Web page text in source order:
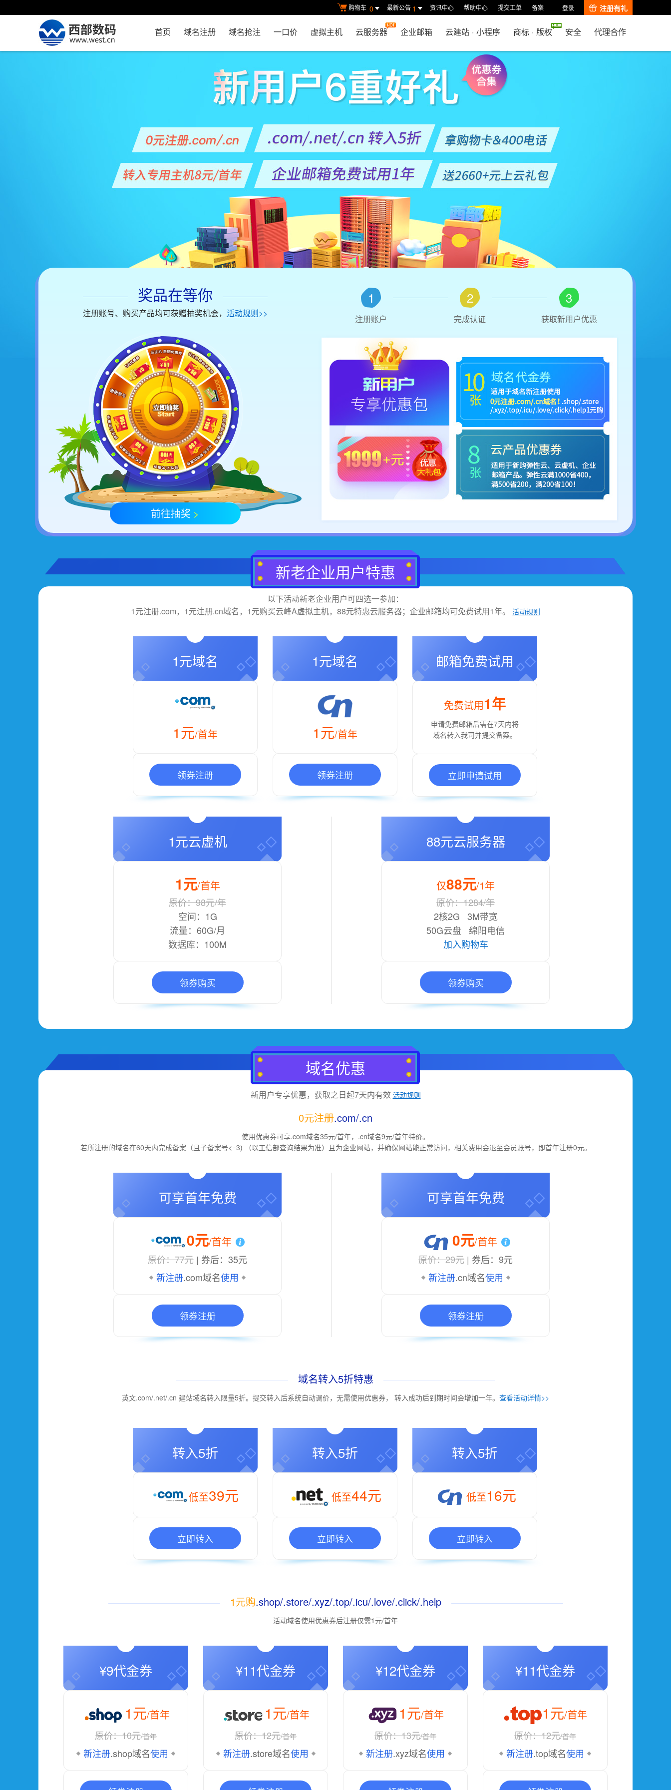
购物车 0 最新公告 1 资讯中心 帮助中心 提交工单 备案 登录 注册有礼
首页 域名注册 域名抢注 一口价 虚拟主机 云服务器 企业邮箱 云建站 · 小程序 商标 · 版权 安全 代理合作
奖品在等你
注册账号、购买产品均可获赠抽奖机会， 活动规则>>
前往抽奖 >
1
注册账户
2
完成认证
3
获取新用户优惠
新老企业用户特惠
以下活动新老企业用户可四选一参加：
1元注册.com，1元注册.cn域名，1元购买云峰A虚拟主机，88元特惠云服务器；企业邮箱均可免费试用1年。 活动规则
1元域名
1元/首年
领券注册
1元域名
1元/首年
领券注册
邮箱免费试用
免费试用1年
申请免费邮箱后需在7天内将
域名转入我司并提交备案。
立即申请试用
1元云虚机
1元/首年
原价：98元/年
空间：1G
流量：60G/月
数据库：100M
领券购买
88元云服务器
仅88元/1年
原价：1284/年
2核2G 3M带宽
50G云盘 绵阳电信
加入购物车
领券购买
域名优惠
新用户专享优惠，获取之日起7天内有效 活动规则
0元注册.com/.cn
使用优惠券可享.com域名35元/首年，.cn域名9元/首年特价。
若所注册的域名在60天内完成备案（且子备案号<=3) （以工信部查询结果为准）且为企业网站，并确保网站能正常访问，相关费用会退至会员账号，即首年注册0元。
可享首年免费
0元/首年
原价：77元 | 券后：35元
新注册.com域名使用
领券注册
可享首年免费
0元/首年
原价：29元 | 券后：9元
新注册.cn域名使用
领券注册
域名转入5折特惠
英文.com/.net/.cn 建站域名转入限量5折。提交转入后系统自动调价，无需使用优惠券， 转入成功后到期时间会增加一年。 查看活动详情>>
转入5折
低至39元
立即转入
转入5折
低至44元
立即转入
转入5折
低至16元
立即转入
1元购.shop/.store/.xyz/.top/.icu/.love/.click/.help
活动域名使用优惠券后注册仅需1元/首年
¥9代金券
1元/首年
原价：10元/首年
新注册.shop域名使用
¥11代金券
1元/首年
原价：12元/首年
新注册.store域名使用
¥12代金券
1元/首年
原价：13元/首年
新注册.xyz域名使用
¥11代金券
1元/首年
原价：12元/首年
新注册.top域名使用